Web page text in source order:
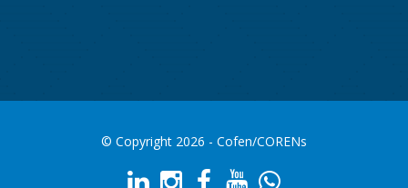
© Copyright 2026 - Cofen/CORENs